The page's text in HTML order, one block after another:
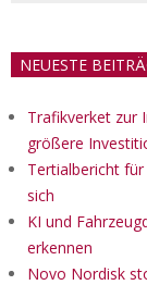
NEUESTE
Trafikverket zur
größere
Tertialbericht
sich
KI und
erkennen
Novo Nordisk